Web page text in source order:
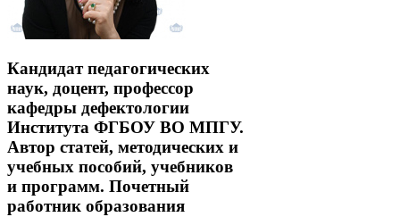
Кандидат педагогических
наук, доцент, профессор
кафедры дефектологии
Института ФГБОУ ВО МПГУ.
Автор статей, методических и
учебных пособий, учебников
и программ. Почетный
работник образования